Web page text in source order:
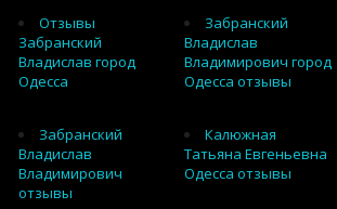
Отзывы
Забранский
Владислав город
Одесса
Забранский
Владислав
Владимирович город
Одесса отзывы
Забранский
Владислав
Владимирович
отзывы
Калюжная
Татьяна Евгеньевна
Одесса отзывы